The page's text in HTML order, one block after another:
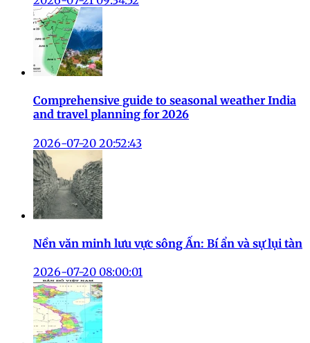
Comprehensive guide to seasonal weather India
and travel planning for 2026
2026-07-20 20:52:43
Nền văn minh lưu vực sông Ấn: Bí ẩn và sự lụi tàn
2026-07-20 08:00:01